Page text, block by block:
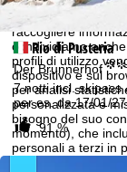
Per garantire
raccogliere
condividiamo
profili di utilizzo
dispositivo e sul
per analisi
personalizzata e
bisogno del suo
momento), che
personali a terzi in
Rio di Pusteria
Der Brunnerhof
7 notti incl. skipass
per es. da 17/01/27
91 %